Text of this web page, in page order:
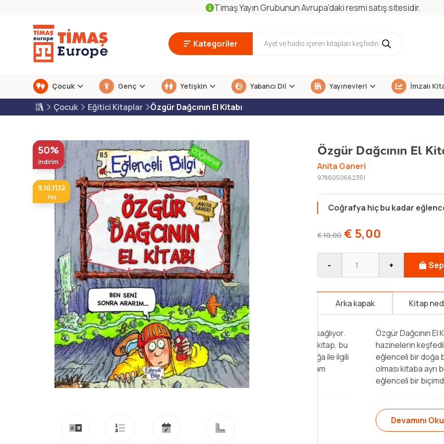
Timaş Yayın Grubunun Avrupa'daki resmi satış sitesidir.
Kategoriler
Çocuk Genç Yetişkin Yabancı Dil Yayınevleri İmzalı
Çocuk Eğitici Kitaplar Özgür Dağcının El Kitabı
50%
indirim
9,10,11,12
Yaş
Özgür Dağcının El
Anita Ganeri
9786050662351
Coğrafya hiç bu kadar
€10,00 € 5,00
- +
Arka kapak Kitap
Yüksekler, zirveler, heyecanlı
çekiyorsa, bu kitabı okumak
en yüksek zirveleri, bu zirvelere